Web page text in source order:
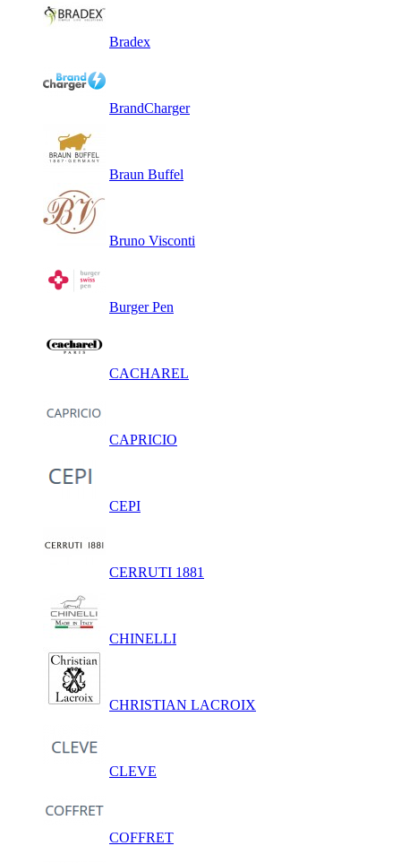
Bradex
BrandCharger
Braun Buffel
Bruno Visconti
Burger Pen
CACHAREL
CAPRICIO
CEPI
CERRUTI 1881
CHINELLI
CHRISTIAN LACROIX
CLEVE
COFFRET